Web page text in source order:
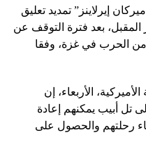
إيرلاينز” تمديد تعليق
المقبل، بعد فترة التوقف عن
من الحرب في غزة، وفقا
الأربعاء، إن
تل أبيب يمكنهم إعادة
رحلتهم والحصول على